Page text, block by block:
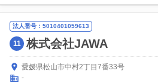
法人番号：5010401059613
11 株式会社JAWA
愛媛県松山市中村2丁目7番33号
-